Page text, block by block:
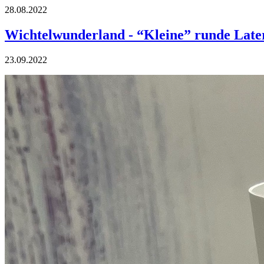
28.08.2022
Wichtelwunderland - “Kleine” runde
23.09.2022